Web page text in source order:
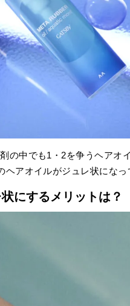
の中でも1・2を争うヘアオ
アオイルがジュレ状になっ
にするメリットは？